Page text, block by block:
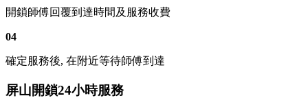
開鎖師傅回覆到達時間及服務收費
04
確定服務後, 在附近等待師傅到達
屏山開鎖24小時服務